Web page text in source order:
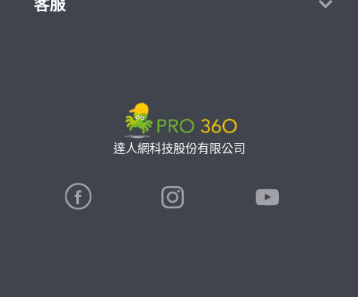
達人網科技股份有限公司
熱門服務
關鍵字搜尋
特約專家
客服
信任與保障